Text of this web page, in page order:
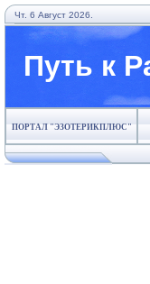
Чт. 6 Август 2026.
Путь к
ПОРТАЛ "ЭЗОТЕРИКПЛЮС"